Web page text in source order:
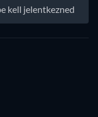
kell jelentkezned